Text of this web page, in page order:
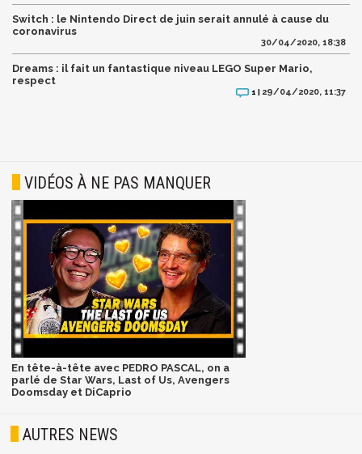
Switch : le Nintendo Direct de juin serait annulé à cause du
coronavirus
30/04/2020, 18:38
Dreams : il fait un fantastique niveau LEGO Super Mario,
respect
1 | 29/04/2020, 11:37
VIDÉOS À NE PAS MANQUER
En tête-à-tête avec PEDRO PASCAL, on a
parlé de Star Wars, Last of Us, Avengers
Doomsday et DiCaprio
AUTRES NEWS